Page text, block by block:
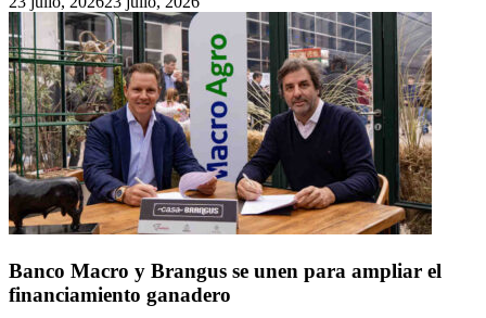
Banco Macro y Brangus se unen para ampliar el
financiamiento ganadero